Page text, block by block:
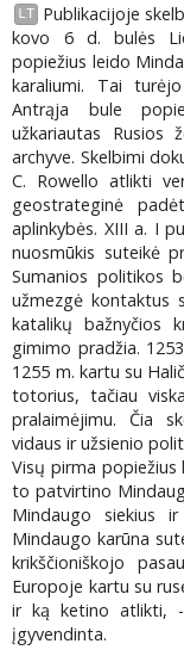
LT
Publikacijoje
kovo 6 d. bulės
popiežius leido
karaliumi. Tai
Antrąja bule
užkariautas Rusios
archyve. Skelbimi
C. Rowello atlikti
geostrateginė
aplinkybės. XIII a. I
nuosmūkis suteikė
Sumanios politikos
užmezgė kontaktus
katalikų bažnyčios
gimimo pradžia.
1255 m. kartu su
totorius, tačiau
pralaimėjimu. Čia
vidaus ir užsienio
Visų pirma
to patvirtino
Mindaugo siekius
Mindaugo karūna
krikščioniškojo
Europoje kartu su
ir ką ketino atlikti, -
įgyvendinta.